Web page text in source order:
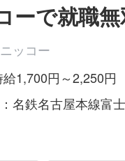
ーで就職
ッコー
1,700円～2,250円
名鉄名古屋本線富